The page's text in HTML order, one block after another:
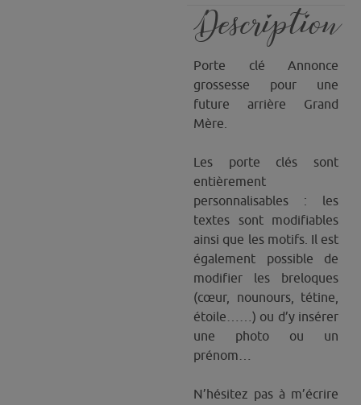
Description
Porte clé Annonce
grossesse pour une
future arrière Grand
Mère.
Les porte clés sont
entièrement
personnalisables : les
textes sont modifiables
ainsi que les motifs. Il est
également possible de
modifier les breloques
(cœur, nounours, tétine,
étoile……) ou d’y insérer
une photo ou un
prénom…
N’hésitez pas à m’écrire